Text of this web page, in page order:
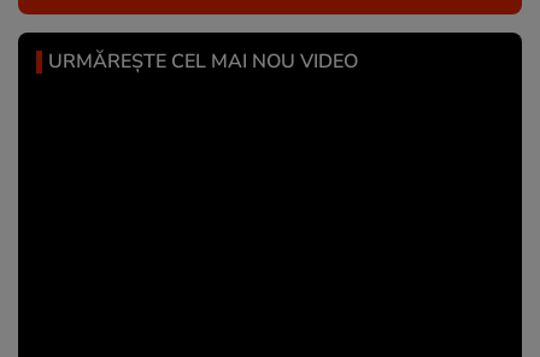
URMĂREȘTE CEL MAI NOU VIDEO